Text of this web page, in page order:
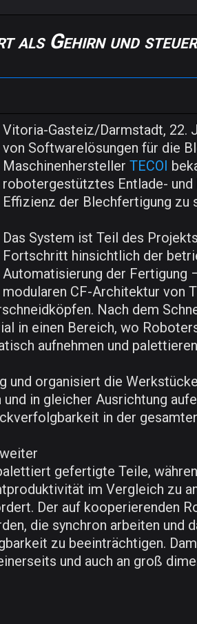
Gehirn und
Vitoria-Gasteiz/Darmstadt, 22.
von Softwarelösungen für die
Maschinenhersteller TECOI
robotergestütztes Entlade-
Effizienz der Blechfertigung zu
Das System ist Teil des
Fortschritt hinsichtlich der
Automatisierung der Fertigung
modularen CF-Architektur von
Nach dem
in einen Bereich, wo
aufnehmen und
organisiert die
in gleicher Ausrichtung
in der
gefertigte Teile,
im Vergleich zu
Der auf kooperierenden
die synchron arbeiten und
zu beeinträchtigen.
und auch an groß